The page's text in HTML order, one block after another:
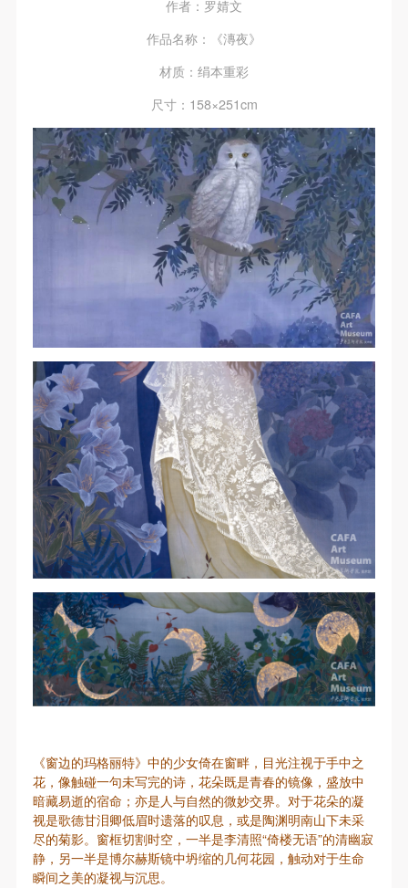
作者：罗婧文
作品名称：《漙夜》
材质：绢本重彩
尺寸：158×251cm
《窗边的玛格丽特》中的少女倚在窗畔，目光注视于手中之
花，像触碰一句未写完的诗，花朵既是青春的镜像，盛放中
暗藏易逝的宿命；亦是人与自然的微妙交界。对于花朵的凝
视是歌德甘泪卿低眉时遗落的叹息，或是陶渊明南山下未采
尽的菊影。窗框切割时空，一半是李清照“倚楼无语”的清幽寂
静，另一半是博尔赫斯镜中坍缩的几何花园，触动对于生命
瞬间之美的凝视与沉思。